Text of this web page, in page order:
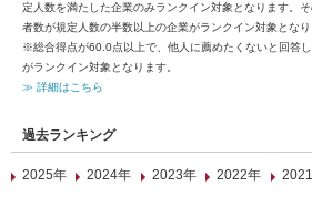
定人数を満たした企業のみランクイン対象となります。
者数が規定人数の半数以上の企業がランクイン対象となり
※総合得点が60.0点以上で、他人に薦めたくないと回答
がランクイン対象となります。
≫ 詳細はこちら
過去ランキング
2025年 2024年 2023年 2022年